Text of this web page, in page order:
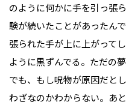
のように何かに手を引っ張
験が続いたことがあったん
張られた手が上に上がって
ように黒ずんでる。ただの
でも、もし呪物が原因だと
わざなのかわからない。あ